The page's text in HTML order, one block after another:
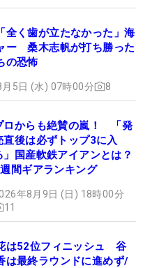
全く歯が立たなかった」海
ー 桑木志帆が打ち勝った
の恐怖
5日 (水) 07時00分 8
ロからも絶賛の嵐！ 「発
直後は必ずトップ3に入
」国産軟鉄アイアンとは？
間ギアランキング
年8月9日 (日) 18時00分
11
は52位フィニッシュ 谷
は最終ラウンドに進めず/